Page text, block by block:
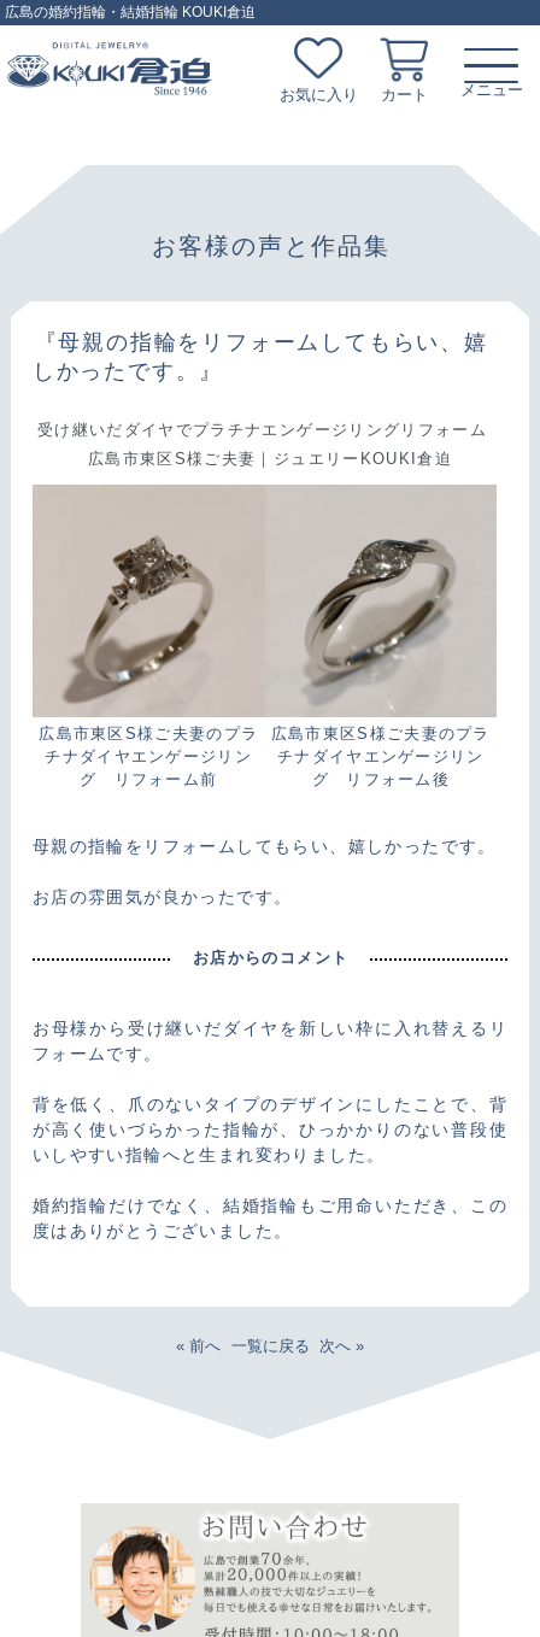
広島の婚約指輪・結婚指輪 KOUKI倉迫
お気に入り カート
お客様の声と作品集
『母親の指輪をリフォームしてもらい、嬉
しかったです。』
受け継いだダイヤでプラチナエンゲージリングリフォーム
広島市東区S様ご夫妻｜ジュエリーKOUKI倉迫
広島市東区S様ご夫妻のプラ
チナダイヤエンゲージリン
グ リフォーム前
広島市東区S様ご夫妻のプラ
チナダイヤエンゲージリン
グ リフォーム後
母親の指輪をリフォームしてもらい、嬉しかったです。
お店の雰囲気が良かったです。
お店からのコメント
お母様から受け継いだダイヤを新しい枠に入れ替えるリ
フォームです。
背を低く、爪のないタイプのデザインにしたことで、背
が高く使いづらかった指輪が、ひっかかりのない普段使
いしやすい指輪へと生まれ変わりました。
婚約指輪だけでなく、結婚指輪もご用命いただき、この
度はありがとうございました。
« 前へ 一覧に戻る 次へ »